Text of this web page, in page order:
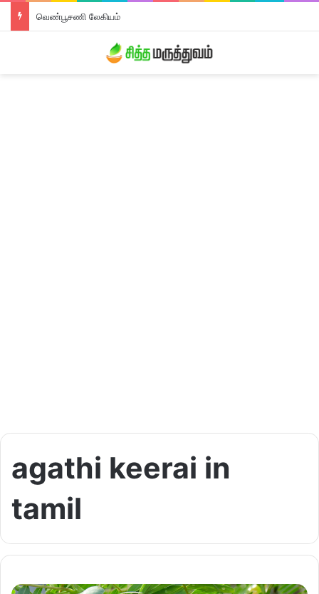
வெண்பூசணி லேகியம்
agathi keerai in
tamil